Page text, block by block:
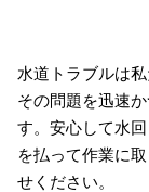
水道トラブルは
その問題を迅速
す。安心して水
を払って作業に
せください。